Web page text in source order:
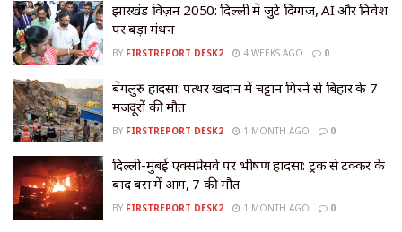
झारखंड विज़न 2050: दिल्ली में जुटे दिग्गज, AI और निवेश
पर बड़ा मंथन
BY FIRSTREPORT DESK2 4 WEEKS AGO 0
बेंगलुरु हादसा: पत्थर खदान में चट्टान गिरने से बिहार के 7
मजदूरों की मौत
BY FIRSTREPORT DESK2 1 MONTH AGO 0
दिल्ली-मुंबई एक्सप्रेसवे पर भीषण हादसा: ट्रक से टक्कर के
बाद बस में आग, 7 की मौत
BY FIRSTREPORT DESK2 1 MONTH AGO 0